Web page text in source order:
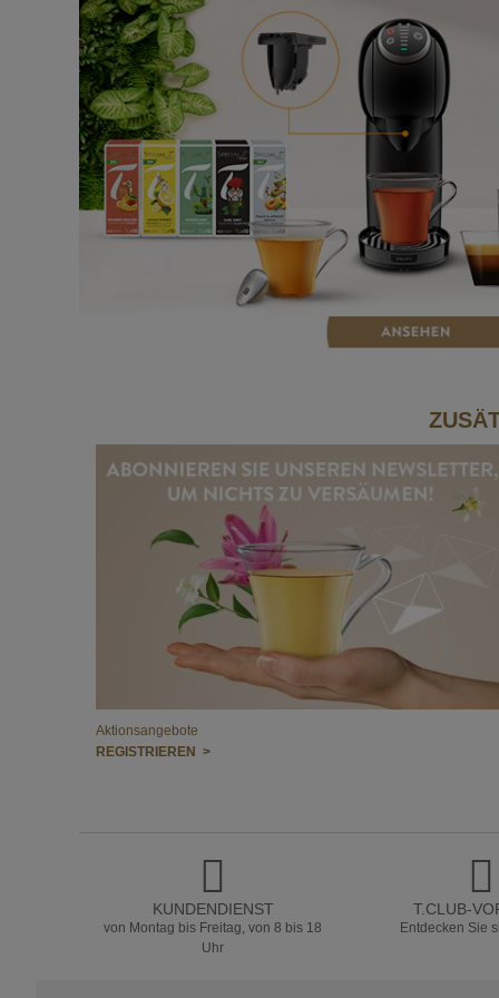
Aktionsangebote
REGISTRIEREN >
KUNDENDIENST
von Montag bis Freitag, von 8 bis 18
Uhr
T.CLUB-
Entdecken Sie